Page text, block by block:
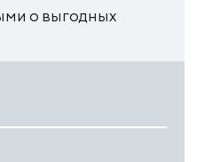
о выгодных